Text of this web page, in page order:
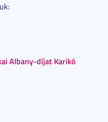
Albany-díjat Karikó